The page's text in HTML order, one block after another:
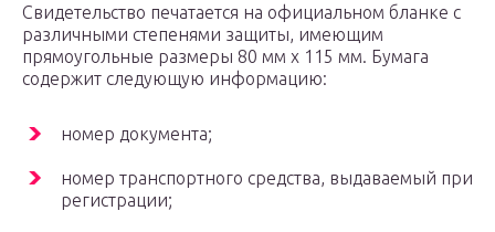
Свидетельство печатается на официальном бланке с
различными степенями защиты, имеющим
прямоугольные размеры 80 мм х 115 мм. Бумага
содержит следующую информацию:
номер документа;
номер транспортного средства, выдаваемый при
регистрации;